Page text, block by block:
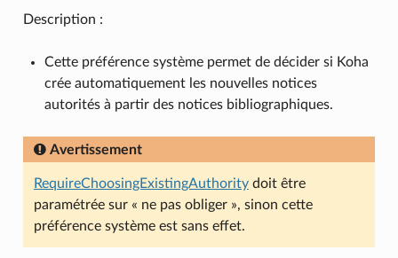
Description :
Cette préférence système permet de décider si Koha
crée automatiquement les nouvelles notices
autorités à partir des notices bibliographiques.
Avertissement
RequireChoosingExistingAuthoritydoit être
paramétrée sur « ne pas obliger », sinon cette
préférence système est sans effet.